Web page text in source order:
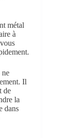
métal
à
ne
Il
de
la
dans